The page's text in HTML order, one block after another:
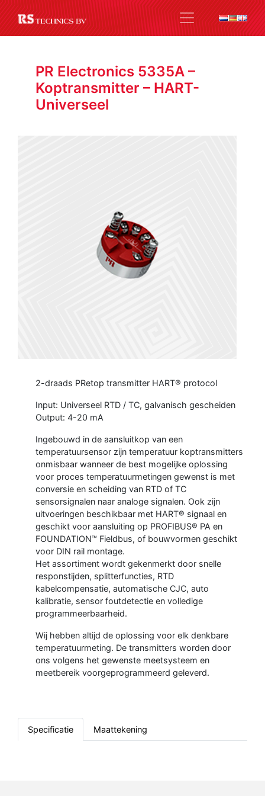
PR Electronics 5335A –
Koptransmitter – HART-
Universeel
2-draads PRetop transmitter HART® protocol
Input: Universeel RTD / TC, galvanisch gescheiden
Output: 4-20 mA
Ingebouwd in de aansluitkop van een
temperatuursensor zijn temperatuur koptransmitters
onmisbaar wanneer de best mogelijke oplossing
voor proces temperatuurmetingen gewenst is met
conversie en scheiding van RTD of TC
sensorsignalen naar analoge signalen. Ook zijn
uitvoeringen beschikbaar met HART® signaal en
geschikt voor aansluiting op PROFIBUS® PA en
FOUNDATION™ Fieldbus, of bouwvormen geschikt
voor DIN rail montage.
Het assortiment wordt gekenmerkt door snelle
responstijden, splitterfuncties, RTD
kabelcompensatie, automatische CJC, auto
kalibratie, sensor foutdetectie en volledige
programmeerbaarheid.
Wij hebben altijd de oplossing voor elk denkbare
temperatuurmeting. De transmitters worden door
ons volgens het gewenste meetsysteem en
meetbereik voorgeprogrammeerd geleverd.
Specificatie Maattekening